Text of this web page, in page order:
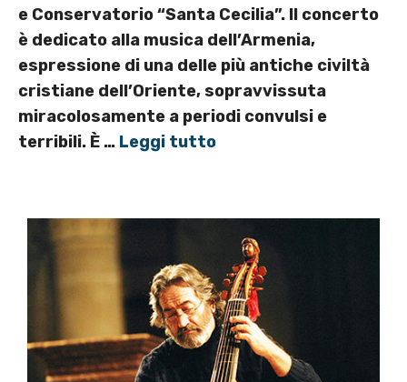
e Conservatorio “Santa Cecilia”. Il concerto
è dedicato alla musica dell’Armenia,
espressione di una delle più antiche civiltà
cristiane dell’Oriente, sopravvissuta
miracolosamente a periodi convulsi e
terribili. È … Leggi tutto